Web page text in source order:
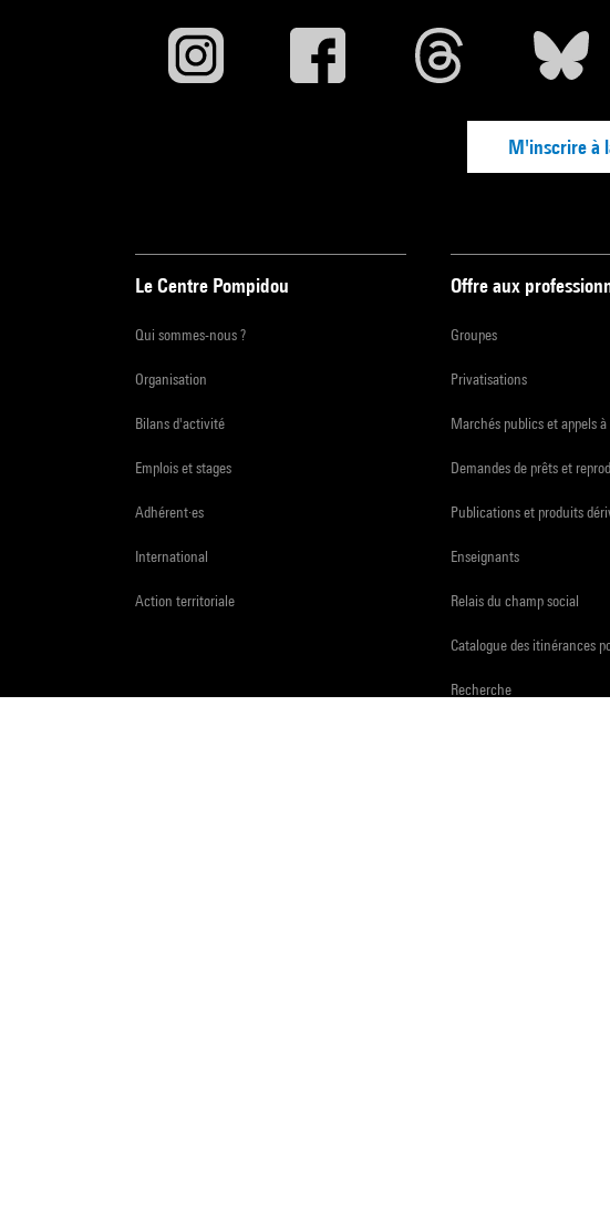
M'inscrire à
Le Centre Pompidou
Qui sommes-nous ?
Organisation
Bilans d'activité
Emplois et stages
Adhérent·es
International
Action territoriale
Offre aux
Groupes
Privatisations
Marchés publics et appels
Demandes de prêts et
Publications et produits
Enseignants
Relais du champ social
Catalogue des itinérances
Recherche